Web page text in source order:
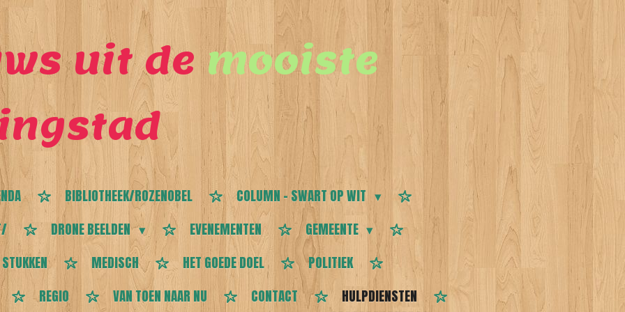
uit demooiste
BIBLIOTHEEK/ROZENOBEL
COLUMN - SWART OP WIT
DRONE BEELDEN EVENEMENTEN
GEMEENTE
MEDISCH HET GOEDE DOEL
POLITIEK
REGIO VAN TOEN NAAR NU CONTACT
HULPDIENSTEN